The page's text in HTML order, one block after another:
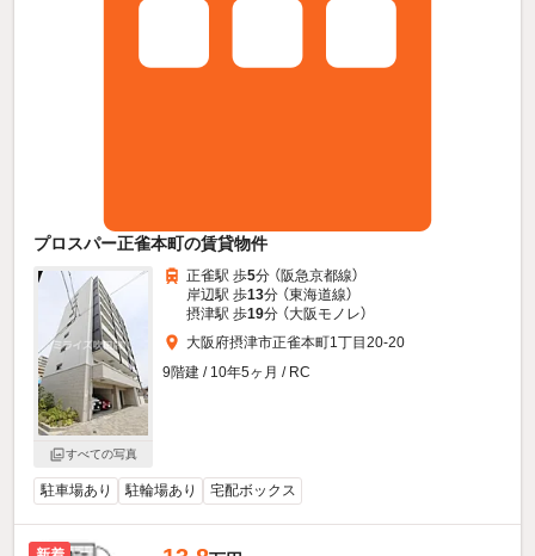
プロスパー正雀本町の賃貸物件
すべての写真
正雀駅 歩5分 （阪急京都線）
岸辺駅 歩13分 （東海道線）
摂津駅 歩19分 （大阪モノレ）
大阪府摂津市正雀本町1丁目20-20
9階建 / 10年5ヶ月 / RC
駐車場あり 駐輪場あり 宅配ボックス